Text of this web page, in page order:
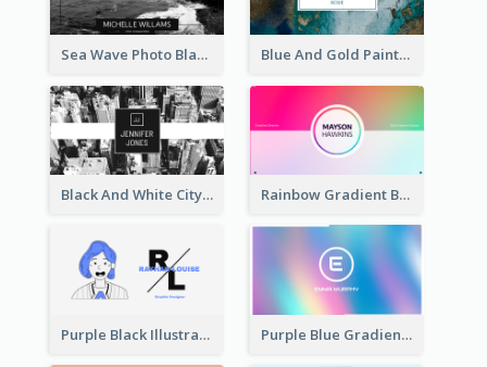
Sea Wave Photo Black And White Business Card Blue And Gold Painting Texture Business Card
Black And White City Photo Business Card Rainbow Gradient Background Business Card
Purple Black Illustration Portrait Business Card Purple Blue Gradient Background Business Card